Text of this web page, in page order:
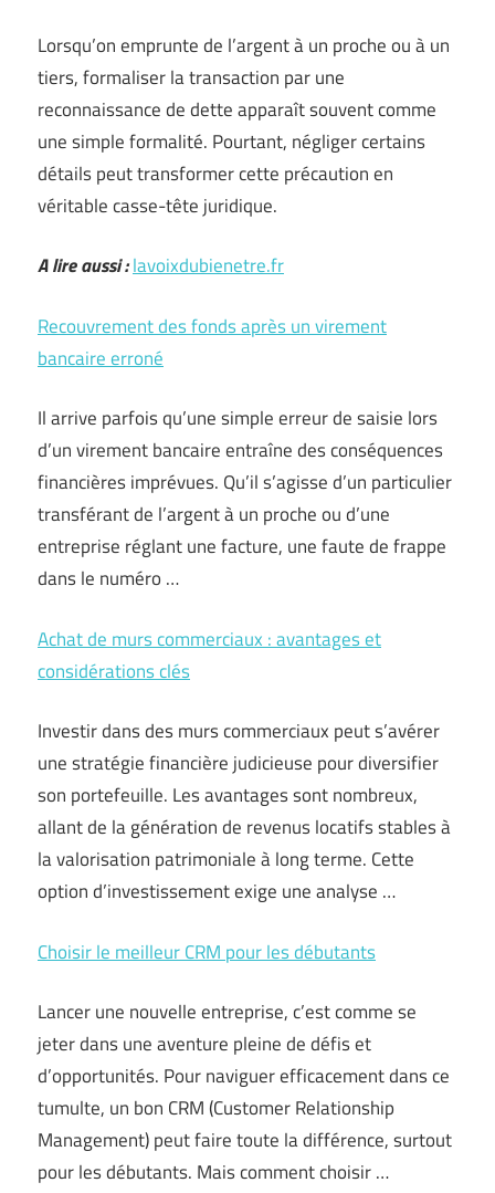
Lorsqu’on emprunte de l’argent à un proche ou à un
tiers, formaliser la transaction par une
reconnaissance de dette apparaît souvent comme
une simple formalité. Pourtant, négliger certains
détails peut transformer cette précaution en
véritable casse-tête juridique.
A lire aussi :lavoixdubienetre.fr
Recouvrement des fonds après un virement
bancaire erroné
Il arrive parfois qu’une simple erreur de saisie lors
d’un virement bancaire entraîne des conséquences
financières imprévues. Qu’il s’agisse d’un particulier
transférant de l’argent à un proche ou d’une
entreprise réglant une facture, une faute de frappe
dans le numéro …
Achat de murs commerciaux : avantages et
considérations clés
Investir dans des murs commerciaux peut s’avérer
une stratégie financière judicieuse pour diversifier
son portefeuille. Les avantages sont nombreux,
allant de la génération de revenus locatifs stables à
la valorisation patrimoniale à long terme. Cette
option d’investissement exige une analyse …
Choisir le meilleur CRM pour les débutants
Lancer une nouvelle entreprise, c’est comme se
jeter dans une aventure pleine de défis et
d’opportunités. Pour naviguer efficacement dans ce
tumulte, un bon CRM (Customer Relationship
Management) peut faire toute la différence, surtout
pour les débutants. Mais comment choisir …